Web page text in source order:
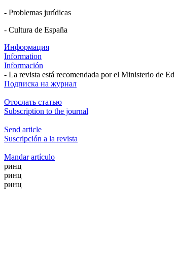
- Problemas jurídicas
- Cultura de España
Информация
Information
Información
- La revista está recomendada por el Ministerio de
Подписка на журнал
Отослать статью
Subscription to the journal
Send article
Suscripción a la revista
Mandar artículo
ринц
ринц
ринц